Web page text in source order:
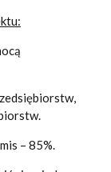
– 85%.